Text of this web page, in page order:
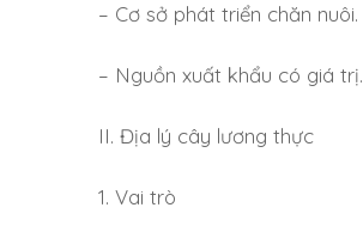
– Cơ sở phát triển chăn nuôi.
– Nguồn xuất khẩu có giá trị.
II. Địa lý cây lương thực
1. Vai trò